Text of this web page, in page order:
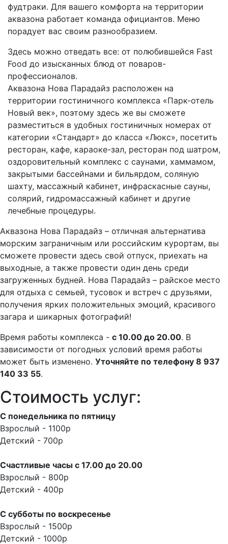
фудтраки. Для вашего комфорта на территории
аквазона работает команда официантов. Меню
порадует вас своим разнообразием.
Здесь можно отведать все: от полюбившейся Fast
Food до изысканных блюд от поваров-
профессионалов.
Аквазона Нова Парадайз расположен на
территории гостиничного комплекса «Парк-отель
Новый век», поэтому здесь же вы сможете
разместиться в удобных гостиничных номерах от
категории «Стандарт» до класса «Люкс», посетить
ресторан, кафе, караоке-зал, ресторан под шатром,
оздоровительный комплекс с саунами, хаммамом,
закрытыми бассейнами и бильярдом, соляную
шахту, массажный кабинет, инфраскасные сауны,
солярий, гидромассажный кабинет и другие
лечебные процедуры.
Аквазона Нова Парадайз – отличная альтернатива
морским заграничным или российским курортам, вы
сможете провести здесь свой отпуск, приехать на
выходные, а также провести один день среди
загруженных будней. Нова Парадайз – райское место
для отдыха с семьей, тусовок и встреч с друзьями,
получения ярких положительных эмоций, красивого
загара и шикарных фотографий!
Время работы комплекса - с 10.00 до 20.00. В
зависимости от погодных условий время работы
может быть изменено. Уточняйте по телефону 8 937
140 33 55.
Стоимость услуг:
С понедельника по пятницу
Взрослый - 1100р
Детский - 700р
Счастливые часы с 17.00 до 20.00
Взрослый - 800р
Детский - 400р
С субботы по воскресенье
Взрослый - 1500р
Детский - 1000р